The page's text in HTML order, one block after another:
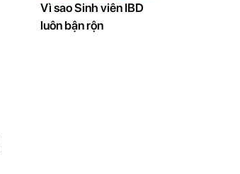
Vì sao Sinh viên IBD
luôn bận rộn